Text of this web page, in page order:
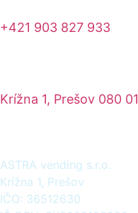
+421 903 827 933
Krížna 1, Prešov 080 01
ASTRA vending s.r.o.
Krížna 1, Prešov
IČO: 36512630